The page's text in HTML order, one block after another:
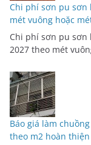
Chi phí sơn pu sơn
mét vuông hoặc
Chi phí sơn pu sơn
2027 theo mét
Báo giá làm
theo m2 hoàn